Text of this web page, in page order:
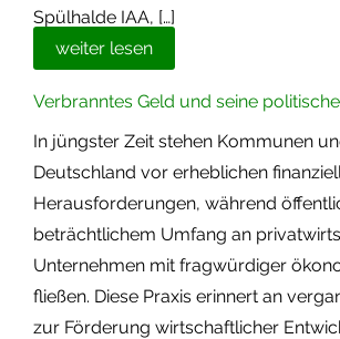
Spülhalde IAA, […]
weiter lesen
Verbranntes Geld und seine
In jüngster Zeit stehen Kommunen
Deutschland vor erheblichen
Herausforderungen, während
beträchtlichem Umfang an
Unternehmen mit fragwürdiger
fließen. Diese Praxis erinnert an
zur Förderung wirtschaftlicher